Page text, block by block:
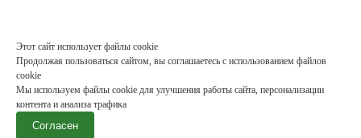
Этот сайт использует файлы cookie
Продолжая пользоваться сайтом, вы соглашаетесь с использованием файлов
cookie
Мы используем файлы cookie для улучшения работы сайта, персонализации
контента и анализа трафика
Согласен